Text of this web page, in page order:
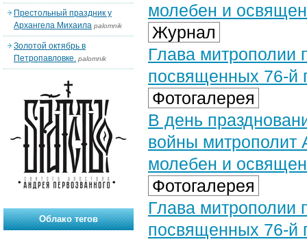
молебен и
Журнал
Глава митрополии
посвященных 76-й
Фотогалерея
В день
войны митрополит
молебен и
Фотогалерея
Глава митрополии
посвященных 76-й
Престольный праздник у
Архангела Михаила palomnik
Золотой октябрь в
Петропавловке. palomnik
Облако тегов